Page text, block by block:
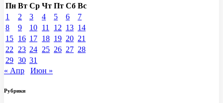
Пн Вт Ср Чт Пт Сб Вс
1
2 3 4 5 6
7
8
9 10 11 12 13 14
15 16 17 18 19 20 21
22
23 24 25 26 27 28
29 30 31
« Апр
Июн »
Рубрики